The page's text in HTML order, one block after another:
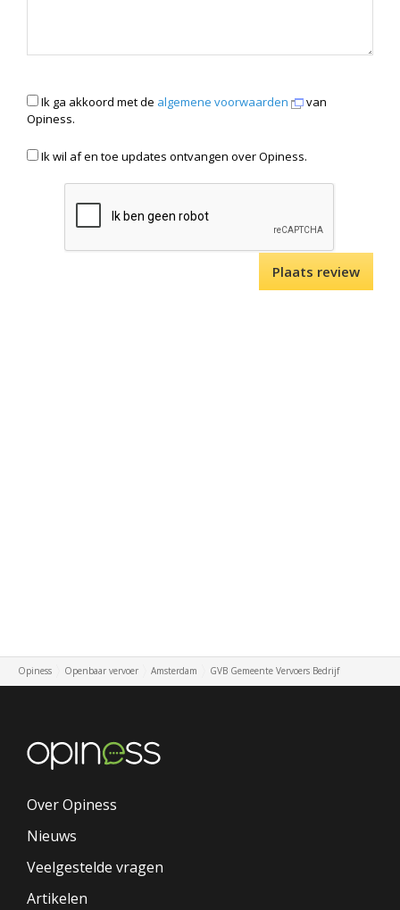
Ik ga akkoord met de algemene voorwaarden
van
Opiness.
Ik wil af en toe updates ontvangen over Opiness.
Opiness Openbaar vervoer Amsterdam GVB Gemeente Vervoers Bedrijf
Over Opiness
Nieuws
Veelgestelde vragen
Artikelen